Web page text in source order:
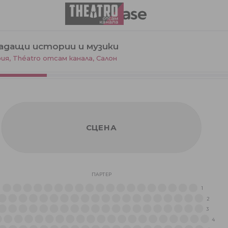
истории и музики
Théatro отсам канала, Салон
4
3
2
1
ПАРТЕР
СЦЕНА